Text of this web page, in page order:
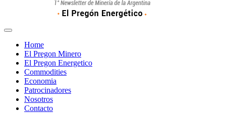
Home
El Pregon Minero
El Pregon Energetico
Commodities
Economia
Patrocinadores
Nosotros
Contacto